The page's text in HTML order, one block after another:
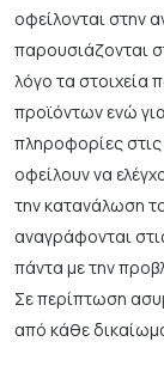
οφείλονται στην
παρουσιάζονται
λόγο τα στοιχεία
προϊόντων ενώ
πληροφορίες
οφείλουν να
την κατανάλωση
αναγράφονται
πάντα με την
Σε περίπτωση
από κάθε